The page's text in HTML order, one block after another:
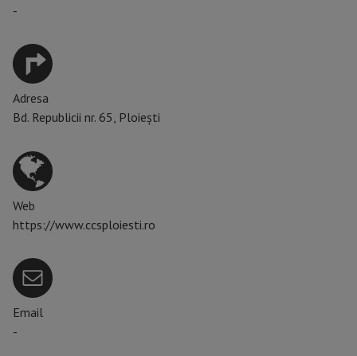
-
Adresa
Bd. Republicii nr. 65, Ploiești
Web
https://www.ccsploiesti.ro
Email
-